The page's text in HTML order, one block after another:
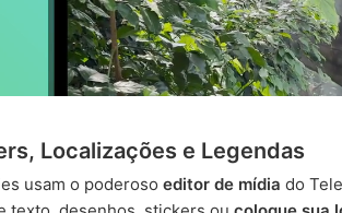
Localizações e Legendas
usam o poderoso editor de mídia do